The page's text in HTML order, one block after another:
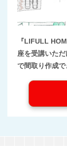
『LIFULL
座を受講いた
で間取り作成で